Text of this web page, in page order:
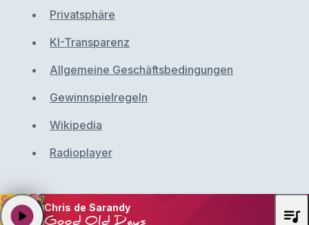
Privatsphäre
KI-Transparenz
Allgemeine Geschäftsbedingungen
Gewinnspielregeln
Wikipedia
Radioplayer
Chris de Sarandy
play_arrow queue_music